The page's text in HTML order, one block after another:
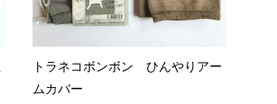
トラネコボンボン ひんやりアー
ムカバー